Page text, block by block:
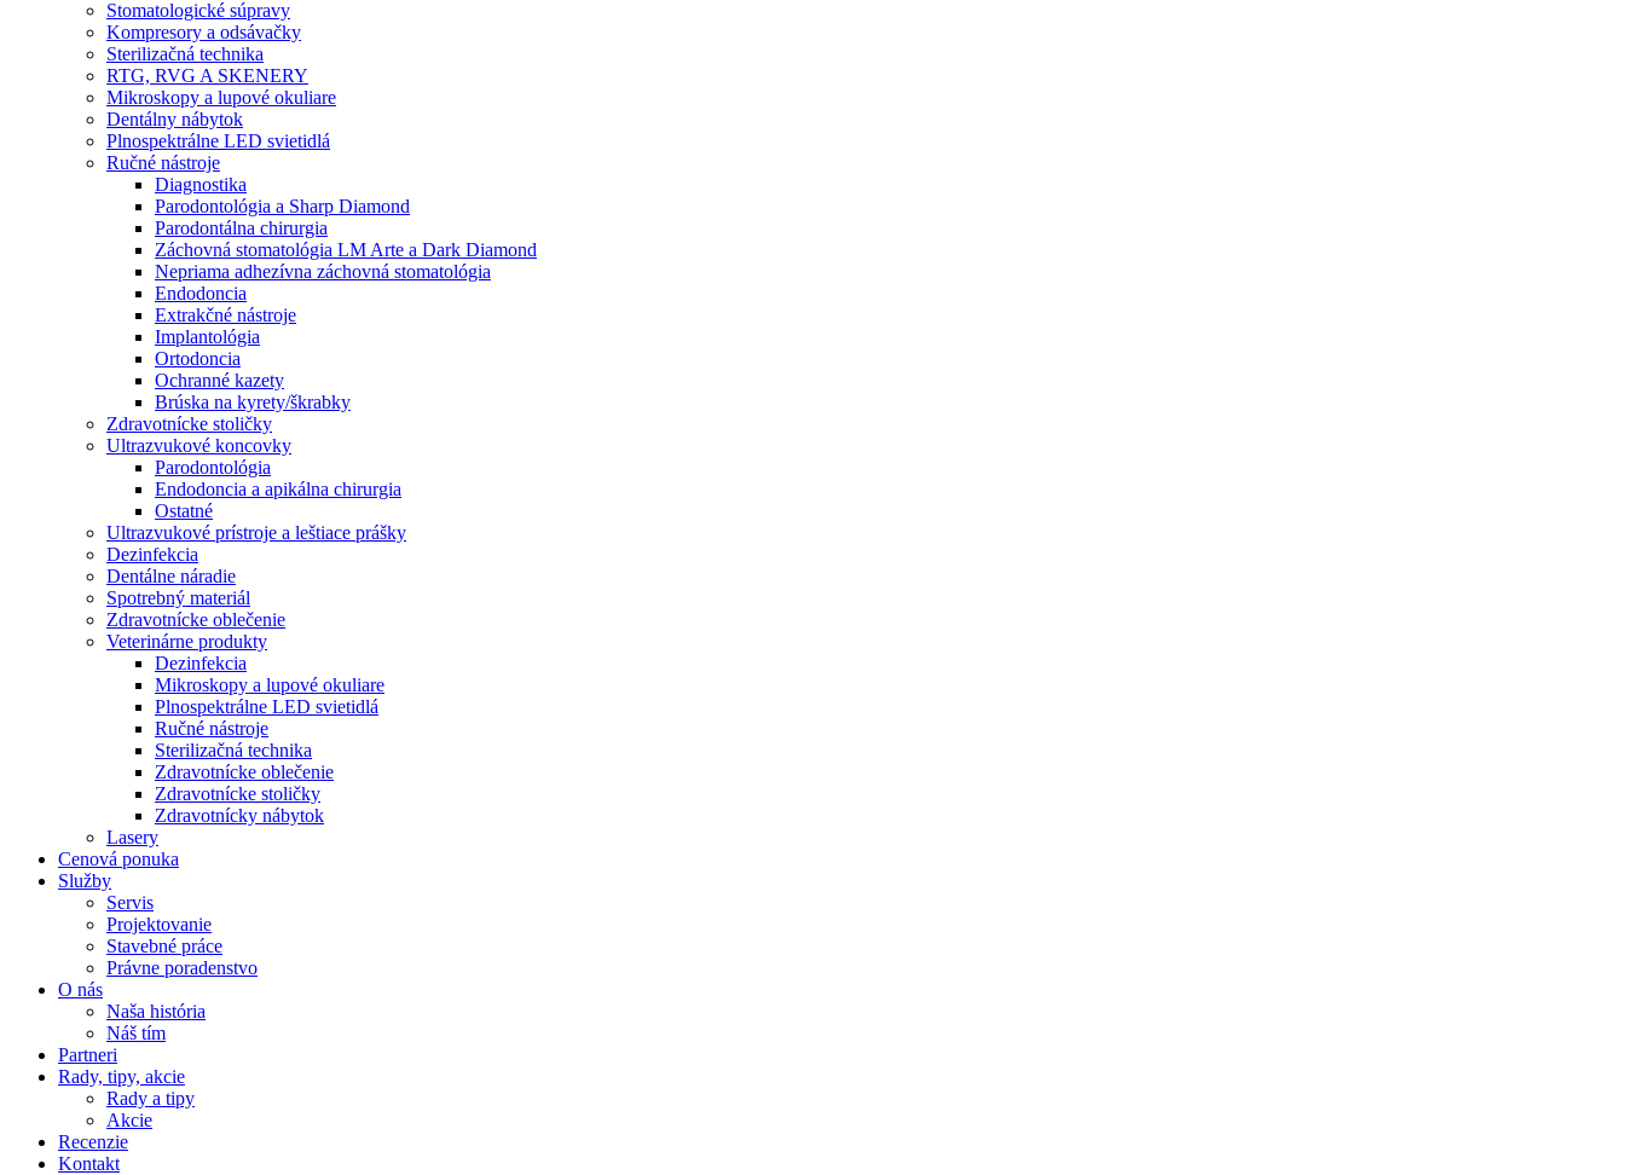
Stomatologické súpravy
Kompresory a odsávačky
Sterilizačná technika
RTG, RVG A SKENERY
Mikroskopy a lupové okuliare
Dentálny nábytok
Plnospektrálne LED svietidlá
Ručné nástroje
Diagnostika
Parodontológia a Sharp Diamond
Parodontálna chirurgia
Záchovná stomatológia LM Arte a Dark Diamond
Nepriama adhezívna záchovná stomatológia
Endodoncia
Extrakčné nástroje
Implantológia
Ortodoncia
Ochranné kazety
Brúska na kyrety/škrabky
Zdravotnícke stoličky
Ultrazvukové koncovky
Parodontológia
Endodoncia a apikálna chirurgia
Ostatné
Ultrazvukové prístroje a leštiace prášky
Dezinfekcia
Dentálne náradie
Spotrebný materiál
Zdravotnícke oblečenie
Veterinárne produkty
Dezinfekcia
Mikroskopy a lupové okuliare
Plnospektrálne LED svietidlá
Ručné nástroje
Sterilizačná technika
Zdravotnícke oblečenie
Zdravotnícke stoličky
Zdravotnícky nábytok
Lasery
Cenová ponuka
Služby
Servis
Projektovanie
Stavebné práce
Právne poradenstvo
O nás
Naša história
Náš tím
Partneri
Rady, tipy, akcie
Rady a tipy
Akcie
Recenzie
Kontakt